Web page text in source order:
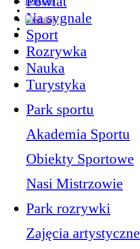
Na sygnale
Sport
Rozrywka
Nauka
Turystyka
Park sportu
Akademia Sportu
Obiekty Sportowe
Nasi Mistrzowie
Park rozrywki
Zajęcia artystyczne